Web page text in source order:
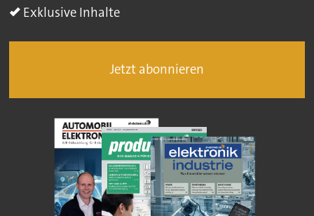
Exklusive Inhalte
Jetzt abonnieren